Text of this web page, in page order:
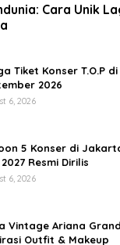
Cara Unik
Tiket Konser T.O.P
2026
6, 2026
5 Konser di
Resmi Dirilis
6, 2026
Vintage Ariana
Outfit & Makeup